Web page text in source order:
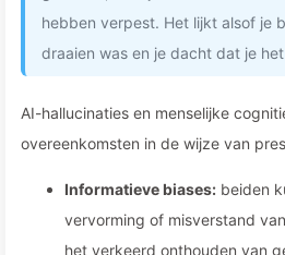
hebben verpest. Het lijkt alsof je
draaien was en je dacht dat je
AI-hallucinaties en menselijke
overeenkomsten in de wijze van
Informatieve biases: beiden
vervorming of misverstand
het verkeerd onthouden van